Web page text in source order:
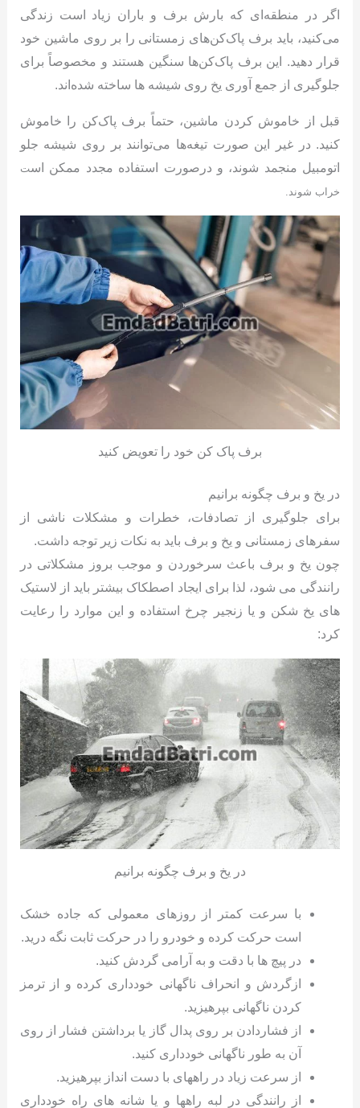
اگر در منطقه‌ای که بارش برف و باران زیاد است زندگی
می‌کنید، باید برف پاک‌کن‌های زمستانی را بر روی ماشین خود
قرار دهید. این برف پاک‌کن‌ها سنگین هستند و مخصوصاً برای
جلوگیری از جمع آوری یخ روی شیشه ها ساخته شده‌اند.
قبل از خاموش کردن ماشین، حتماً برف پاک‌کن را خاموش
کنید. در غیر این صورت تیغه‌ها می‌توانند بر روی شیشه جلو
اتومبیل منجمد شوند، و درصورت استفاده مجدد ممکن است
خراب شوند.
برف پاک کن خود را تعویض کنید
در یخ و برف چگونه برانیم
برای جلوگیری از تصادفات، خطرات و مشکلات ناشی از
سفرهای زمستانی و یخ و برف باید به نکات زیر توجه داشت.
چون یخ و برف باعث سرخوردن و موجب بروز مشکلاتی در
رانندگی می شود، لذا برای ایجاد اصطکاک بیشتر باید از لاستیک
های یخ شکن و یا زنجیر چرخ استفاده و این موارد را رعایت
کرد:
در یخ و برف چگونه برانیم
با سرعت کمتر از روزهای معمولی که جاده خشک
است حرکت کرده و خودرو را در حرکت ثابت نگه درید.
در پیچ ها با دقت و به آرامی گردش کنید.
ازگردش و انحراف ناگهانی خودداری کرده و از ترمز
کردن ناگهانی بپرهیزید.
از فشاردادن بر روی پدال گاز یا برداشتن فشار از روی
آن به طور ناگهانی خودداری کنید.
از سرعت زیاد در راههای با دست انداز بپرهیزید.
از رانندگی در لبه راهها و یا شانه های راه خودداری